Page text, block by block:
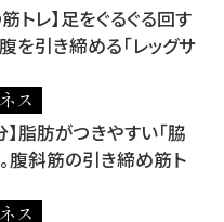
トレ】足をぐるぐる回す
を引き締める「レッグサ
ス
】脂肪がつきやすい「脇
腹斜筋の引き締め筋ト
ス